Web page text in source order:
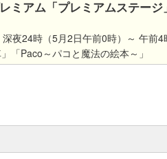
ミアム「プレミアムステージ
夜24時（5月2日午前0時）～ 午前4
」「Paco～パコと魔法の絵本～」